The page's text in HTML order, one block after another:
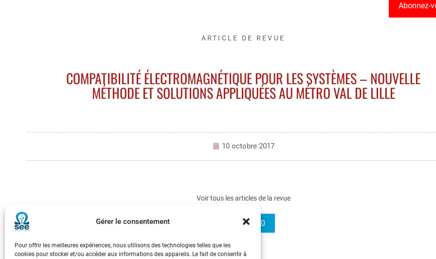
Gérer le consentement
Pour offrir les meilleures expériences, nous utilisons des technologies telles que les
cookies pour stocker et/ou accéder aux informations des appareils. Le fait de consentir à
Abonnez-
ARTICLE DE REVUE
COMPATIBILITÉ ÉLECTROMAGNÉTIQUE POUR LES SYSTÈMES – NOUVELLE
MÉTHODE ET SOLUTIONS APPLIQUÉES AU MÉTRO VAL DE LILLE
10 octobre 2017
Voir tous les articles de la revue
REE 2005-10